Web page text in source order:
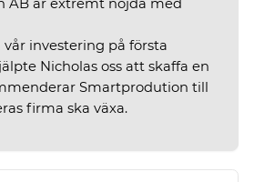
AB är extremt nöjda med
investering på första
Nicholas oss att skaffa en
Smartprodution till
alla som vill att deras firma ska växa.